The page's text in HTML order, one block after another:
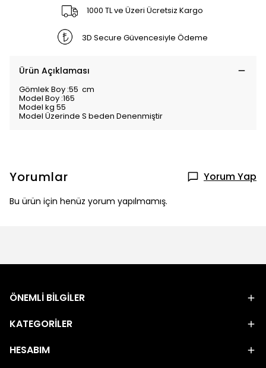
1000 TL ve Üzeri Ücretsiz Kargo
3D Secure Güvencesiyle Ödeme
Ürün Açıklaması
Gömlek Boy :55 cm
Model Boy :165
Model kg 55
Model Üzerinde S beden Denenmiştir
Yorumlar Yorum Yap
Bu ürün için henüz yorum yapılmamış.
ÖNEMLİ BİLGİLER
KATEGORİLER
HESABIM